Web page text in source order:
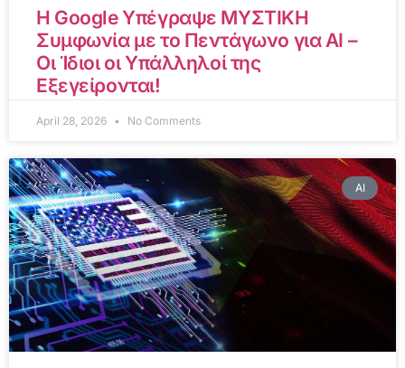
Η Google Υπέγραψε ΜΥΣΤΙΚΗ
Συμφωνία με το Πεντάγωνο για AI –
Οι Ίδιοι οι Υπάλληλοί της
Εξεγείρονται!
April 28, 2026 No Comments
AI